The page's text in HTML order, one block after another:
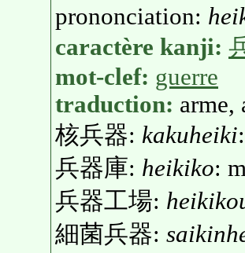
prononciation:
caractère kanji:
mot-clef: guerre
traduction: arme,
核兵器: kakuheiki
兵器庫: heikiko:
兵器工場:
細菌兵器: